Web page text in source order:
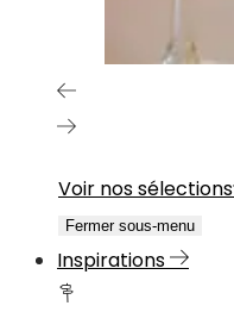
Voir nos sélections
Fermer sous-menu
Inspirations